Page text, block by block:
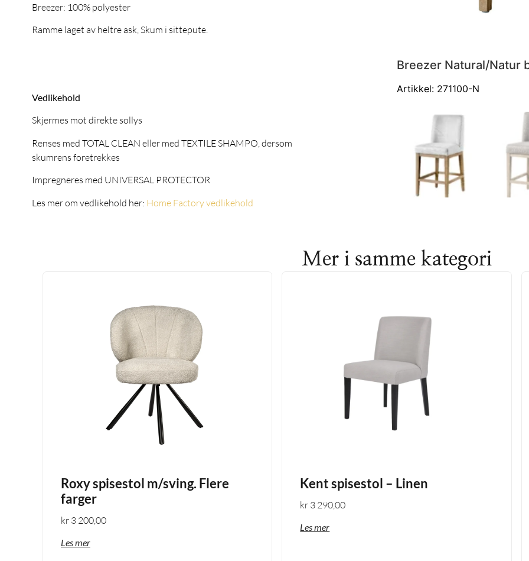
Breezer: 100% polyester
Ramme laget av heltre ask, Skum i sittepute.
Vedlikehold
Skjermes mot direkte sollys
Renses med TOTAL CLEAN eller med TEXTILE SHAMPO, dersom
skumrens foretrekkes
Impregneres med UNIVERSAL PROTECTOR
Les mer om vedlikehold her: Home Factory vedlikehold
Breezer Natural/Natur
Artikkel: 271100-N
Mer i samme kategori
Roxy spisestol m/sving. Flere
farger
kr 3 200,00
Les mer
Kent spisestol – Linen
kr 3 290,00
Les mer